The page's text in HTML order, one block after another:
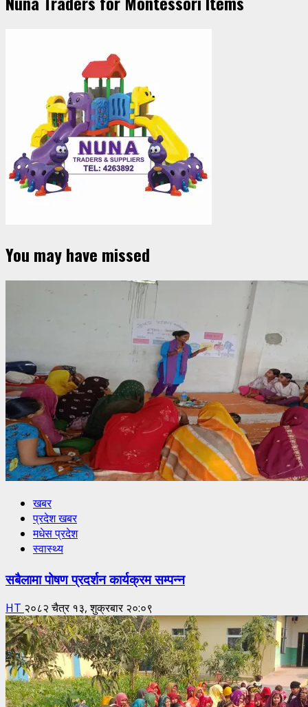
You may have missed
खबर
प्रदेश खबर
मधेस प्रदेश
स्वास्थ्य
सबैलामा पोषण प्रदर्शन कार्यक्रम सम्पन्न
HT २०८२ चैत्र १३, शुक्रबार २०:०९